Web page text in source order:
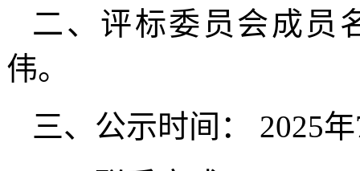
二、评标委员会成员
伟。
三、公示时间： 2025